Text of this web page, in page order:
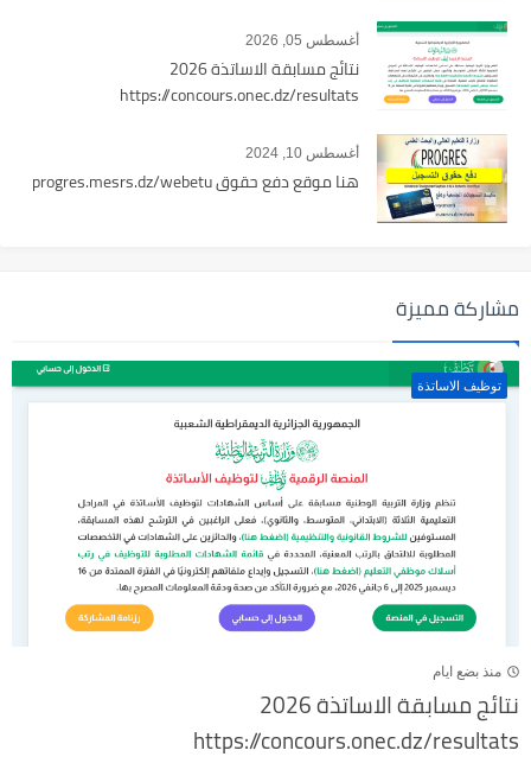
أغسطس 05, 2026
نتائج مسابقة الاساتذة 2026
https://concours.onec.dz/resultats
أغسطس 10, 2024
هنا موقع دفع حقوق progres.mesrs.dz/webetu
مشاركة مميزة
توظيف الاساتذة
منذ بضع ايام
نتائج مسابقة الاساتذة 2026
https://concours.onec.dz/resultats